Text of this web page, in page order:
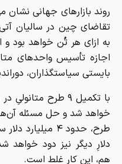
به ازای هر تُن خواهد بود
اجازه تأسیس واحدهای
بایستی سیاستگذاران،
با تکمیل ۹ طرح
دلارِ دیگر نیز دود
هم، این کار غلط است.